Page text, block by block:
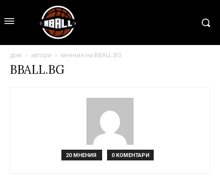
дом автори мнения на BBALL.BG
BBALL.BG
20 МНЕНИЯ 0 КОМЕНТАРИ